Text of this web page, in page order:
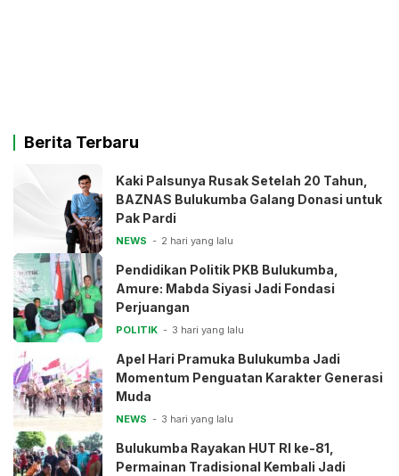
Berita Terbaru
Kaki Palsunya Rusak Setelah 20 Tahun,
BAZNAS Bulukumba Galang Donasi untuk
Pak Pardi
NEWS 2 hari yang lalu
Pendidikan Politik PKB Bulukumba,
Amure: Mabda Siyasi Jadi Fondasi
Perjuangan
POLITIK 3 hari yang lalu
Apel Hari Pramuka Bulukumba Jadi
Momentum Penguatan Karakter Generasi
Muda
NEWS 3 hari yang lalu
Bulukumba Rayakan HUT RI ke-81,
Permainan Tradisional Kembali Jadi